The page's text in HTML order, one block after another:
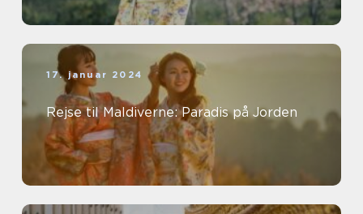
17. januar 2024
Rejse til Maldiverne: Paradis på Jorden